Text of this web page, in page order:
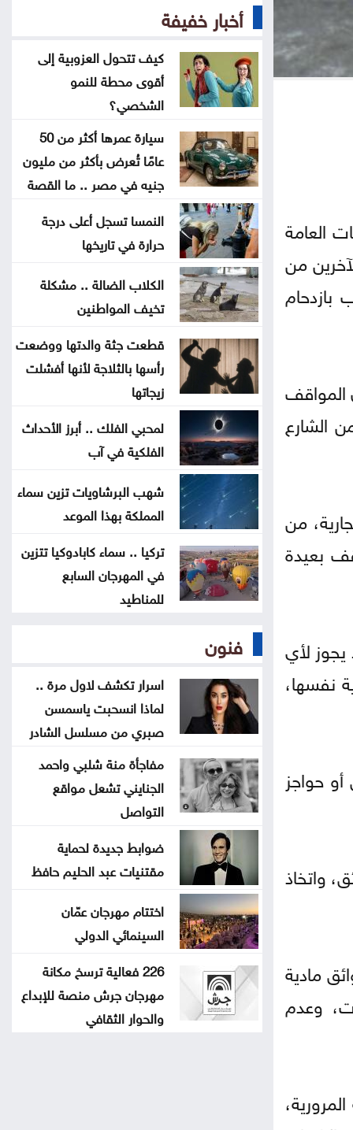
العامة
من
الشارع
من
بعيدة
يجوز لأي
نفسها،
حواجز
واتخاذ
مادية
وعدم
تعميم بفرض رسوم على مواقف
السيارات بهذا المجمع
إنجازات التنمية الاجتماعية لشهر تموز
.. تقرير
دعوة للأردنيين الراغبين بالاستفادة من
خدمات الضمان الإلكترونية
ضبط بئر مخالفة واعتداءات على المياه
بوادي السير ومعان
افتتاح مركز الخدمات الحكومي في
عجلون
إغلاق باب التسجيل للمشاركة في
معرض الكتاب
فيدان يستنكر الهجمات الإسرائيلية
على سوريا
السعايدة يبحث مع علاوي تعزيز
التعاون البرلماني
كيف تتحول العزوبية إلى أقوى محطة
أخبار خفيفة
كيف تتحول العزوبية إلى
أقوى محطة للنمو
الشخصي؟
سيارة عمرها أكثر من 50
عامًا تُعرض بأكثر من مليون
جنيه في مصر .. ما القصة
النمسا تسجل أعلى درجة
حرارة في تاريخها
الكلاب الضالة .. مشكلة
تخيف المواطنين
قطعت جثة والدتها ووضعت
رأسها بالثلاجة لأنها أفشلت
زيجاتها
لمحبي الفلك .. أبرز الأحداث
الفلكية في آب
شهب البرشاويات تزين سماء
المملكة بهذا الموعد
تركيا .. سماء كابادوكيا تتزين
في المهرجان السابع
للمناطيد
فنون
اسرار تكشف لاول مرة ..
لماذا انسحبت ياسمسن
صبري من مسلسل الشادر
مفاجأة منة شلبي واحمد
الجنايني تشعل مواقع
التواصل
ضوابط جديدة لحماية
مقتنيات عبد الحليم حافظ
اختتام مهرجان عمّان
السينمائي الدولي
226 فعالية ترسخ مكانة
مهرجان جرش منصة للإبداع
والحوار الثقافي